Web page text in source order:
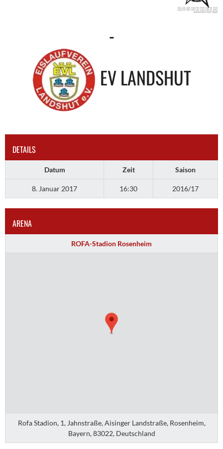
-
EV LANDSHUT
DETAILS
Datum Zeit Saison
8. Januar 2017 16:30 2016/17
ARENA
ROFA-Stadion Rosenheim
Rofa Stadion, 1, Jahnstraße, Aisinger Landstraße, Rosenheim,
Bayern, 83022, Deutschland